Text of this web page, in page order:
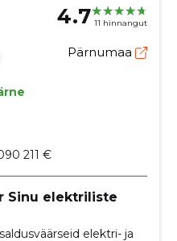
4.7 11 hinnangut
Pärnumaa
211 €
Sinu elektriliste
elektri- ja